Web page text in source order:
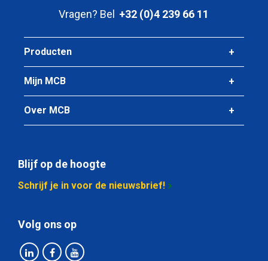
2500-0010-3108
Rvs plaat 304/304L kgw finish 2B 3000x1000x0,8
Selecteer
Omschrijving
Rvs plaat 304/304L kgw finish 2B 3000x1500x0,8
Bruto prijs
Vragen? Bel +32 (0)4 239 66 11
Producten
Mijn MCB
Over MCB
Blijf op de hoogte
Schrijf je in voor de nieuwsbrief!
Volg ons op